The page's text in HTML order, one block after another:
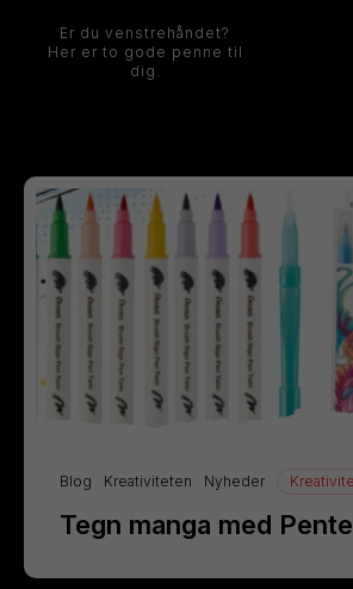
Blog Kreativiteten Nyheder
Tegn manga med
Er du venstrehåndet?
Her er to gode penne til
dig.